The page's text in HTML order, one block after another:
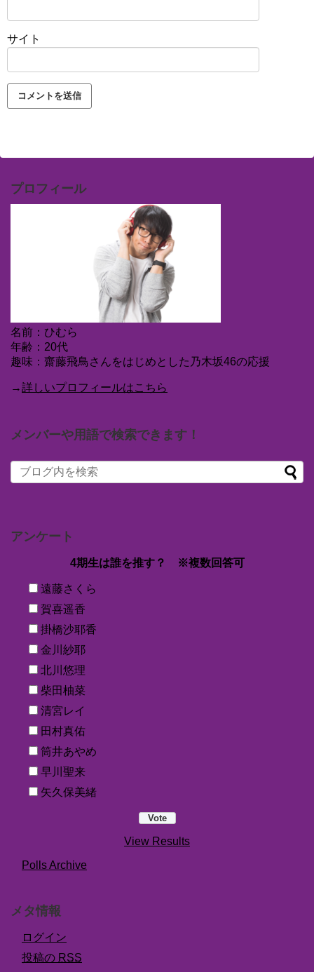
サイト
プロフィール
名前：ひむら
年齢：20代
趣味：齋藤飛鳥さんをはじめとした乃木坂46の応援
→詳しいプロフィールはこちら
メンバーや用語で検索できます！
アンケート
4期生は誰を推す？ ※複数回答可
遠藤さくら
賀喜遥香
掛橋沙耶香
金川紗耶
北川悠理
柴田柚菜
清宮レイ
田村真佑
筒井あやめ
早川聖来
矢久保美緒
View Results
Polls Archive
メタ情報
ログイン
投稿の RSS